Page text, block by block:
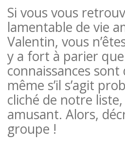
Si vous vous
lamentable de vie
Valentin, vous
y a fort à parier
connaissances
même s’il s’agit
cliché de notre
amusant. Alors,
groupe !